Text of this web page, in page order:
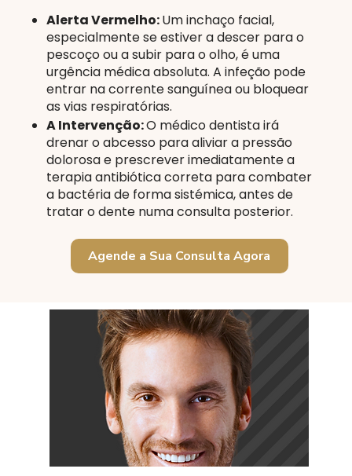
Alerta Vermelho:Um inchaço facial,
especialmente se estiver a descer para o
pescoço ou a subir para o olho, é uma
urgência médica absoluta. A infeção pode
entrar na corrente sanguínea ou bloquear
as vias respiratórias.
A Intervenção:O médico dentista irá
drenar o abcesso para aliviar a pressão
dolorosa e prescrever imediatamente a
terapia antibiótica correta para combater
a bactéria de forma sistémica, antes de
tratar o dente numa consulta posterior.
Agende a Sua Consulta Agora